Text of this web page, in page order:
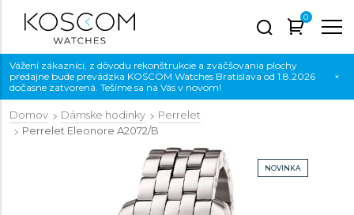
0
Vážení zákazníci, z dôvodu rekonštrukcie a zväčšovania plochy
predajne bude prevádzka KOSCOM Watches Bratislava od 1.8.2026
dočasne zatvorená. Tešíme sa na Vás v novom!
×
Domov Dámske hodinky
Perrelet
Perrelet Eleonore A2072/B
NOVINKA